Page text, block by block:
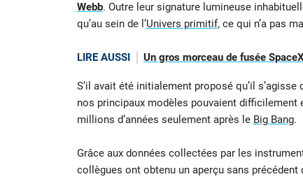
Webb. Outre leur signature lumineuse
qu’au sein de l’Univers primitif, ce qui n’a pas
LIRE AUSSI Un gros morceau de fusée
S’il avait été initialement proposé qu’il
nos principaux modèles pouvaient
millions d’années seulement après le Big Bang.
Grâce aux données collectées par les
collègues ont obtenu un aperçu sans